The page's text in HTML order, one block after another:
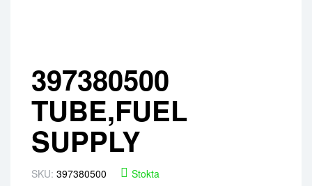
397380500
TUBE,FUEL
SUPPLY
SKU: 397380500 Stokta